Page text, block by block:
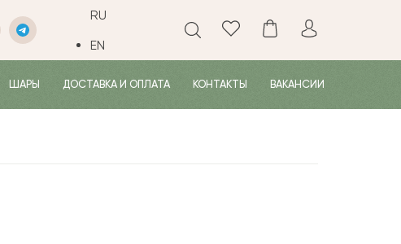
RU
EN
ШАРЫ ДОСТАВКА И ОПЛАТА КОНТАКТЫ ВАКАНСИИ